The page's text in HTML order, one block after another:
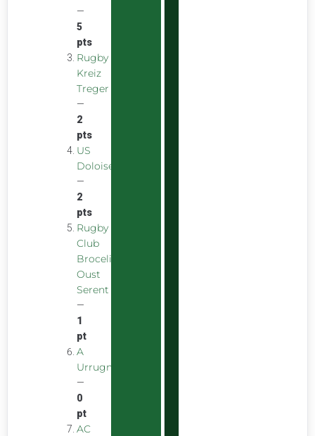
—
5
pts
Rugby
Kreiz
Treger
—
2
pts
US
Doloise
—
2
pts
Rugby
Club
Broceliande
Oust
Serent
—
1
pt
A
Urrugnarrak
—
0
pt
AC